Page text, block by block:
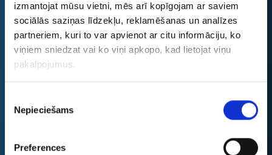
izmantojat mūsu vietni, mēs arī kopīgojam ar saviem
sociālās saziņas līdzekļu, reklamēšanas un analīzes
partneriem, kuri to var apvienot ar citu informāciju, ko
viņiem sniedzat vai ko viņi apkopo, kad lietojat viņu
pakalpojumus.
izvēle
Nepieciešams
Preferences
Dāvanu kartes summa (EUR)
Novēlējums / apsveikums